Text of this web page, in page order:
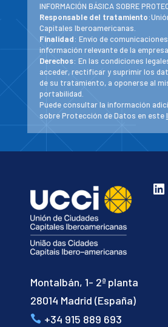
INFORMACIÓN BÁSICA SOBRE
Responsable del tratamiento
Capitales Iberoamericanas.
Finalidad: Envío de
información relevante de la empresa.
Derechos: En las condiciones
acceder, rectificar y suprimir los
de su tratamiento, a oponerse al
portabilidad.
Puede consultar la información
sobre Protección de Datos en este
Montalbán, 1- 2ª planta
28014 Madrid (España)
+34 915 889 693